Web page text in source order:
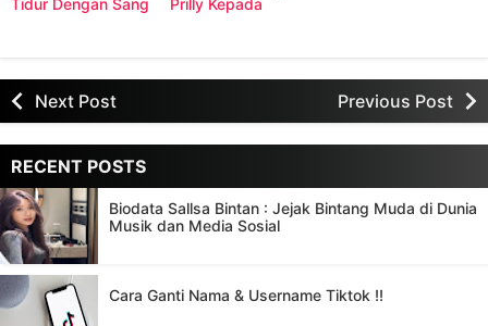
Next Post Previous Post
RECENT POSTS
Biodata Sallsa Bintan : Jejak Bintang Muda di Dunia
Musik dan Media Sosial
Cara Ganti Nama & Username Tiktok !!